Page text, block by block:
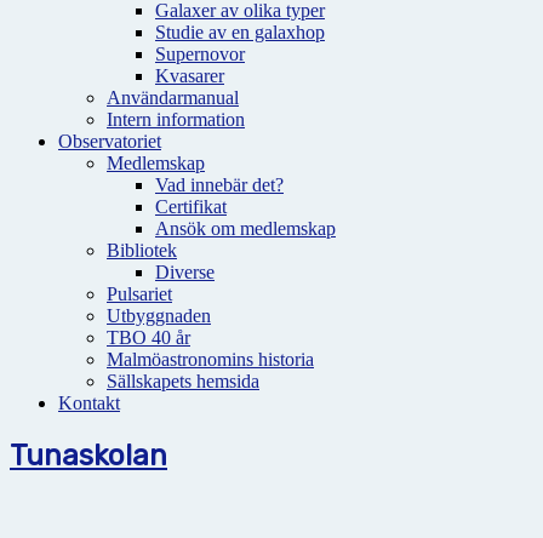
Galaxer av olika typer
Studie av en galaxhop
Supernovor
Kvasarer
Användarmanual
Intern information
Observatoriet
Medlemskap
Vad innebär det?
Certifikat
Ansök om medlemskap
Bibliotek
Diverse
Pulsariet
Utbyggnaden
TBO 40 år
Malmöastronomins historia
Sällskapets hemsida
Kontakt
Tunaskolan